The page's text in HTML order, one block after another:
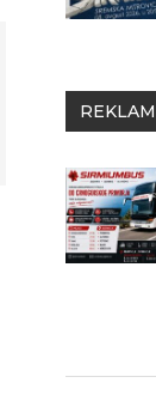
Danas
Sremskoj